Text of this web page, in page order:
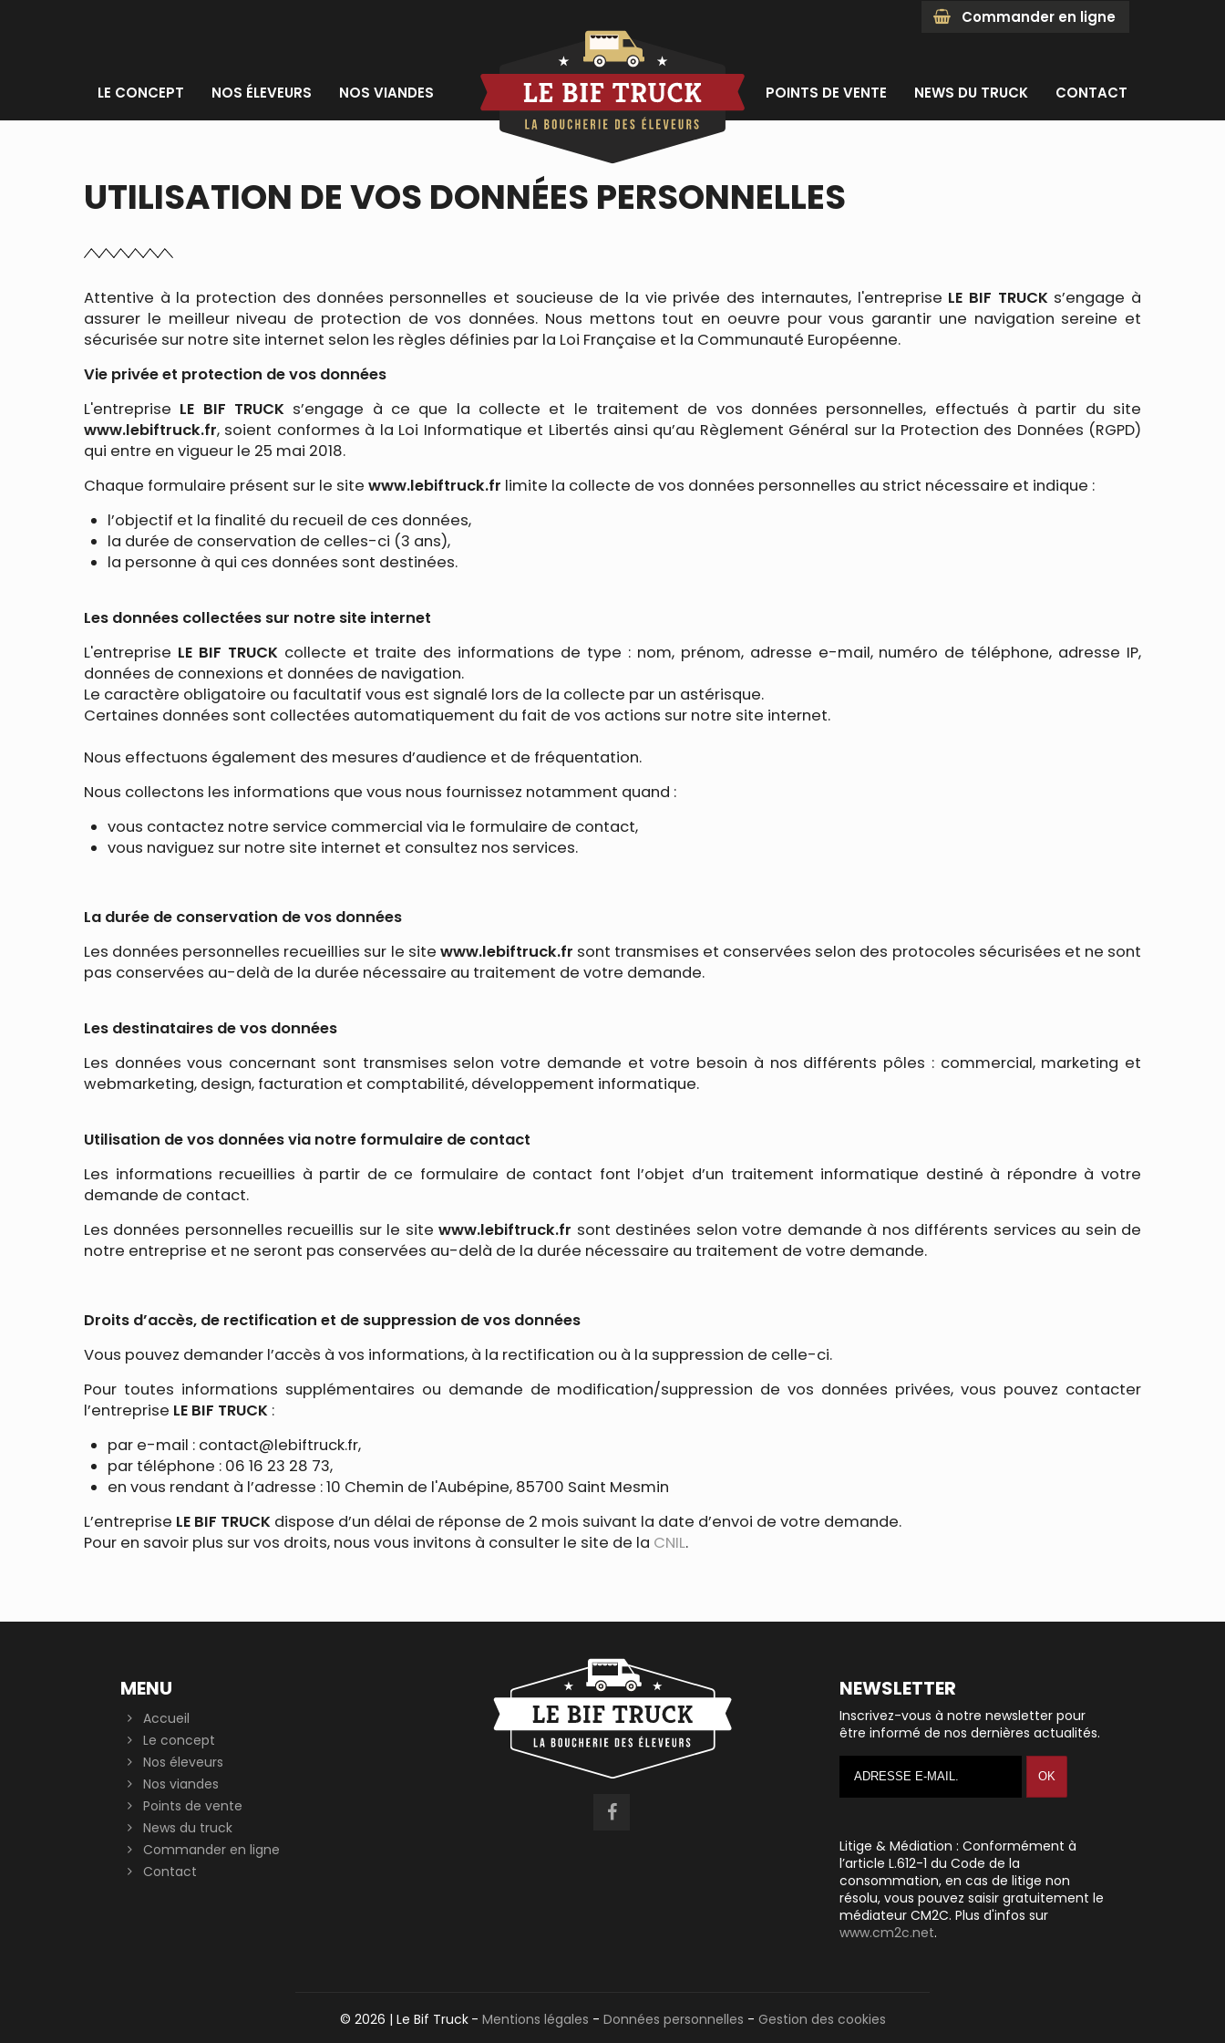
Commander en ligne
LE CONCEPT NOS ÉLEVEURS NOS VIANDES POINTS DE VENTE NEWS DU TRUCK CONTACT
UTILISATION DE VOS DONNÉES PERSONNELLES
Attentive à la protection des données personnelles et soucieuse de la vie privée des internautes, l'entreprise LE BIF TRUCKs’engage à
assurer le meilleur niveau de protection de vos données. Nous mettons tout en oeuvre pour vous garantir une navigation sereine et
sécurisée sur notre site internet selon les règles définies par la Loi Française et la Communauté Européenne.
Vie privée et protection de vos données
L'entreprise LE BIF TRUCK s’engage à ce que la collecte et le traitement de vos données personnelles, effectués à partir du site
www.lebiftruck.fr, soient conformes à la Loi Informatique et Libertés ainsi qu’au Règlement Général sur la Protection des Données (RGPD)
qui entre en vigueur le 25 mai 2018.
Chaque formulaire présent sur le site www.lebiftruck.fr limite la collecte de vos données personnelles au strict nécessaire et indique :
l’objectif et la finalité du recueil de ces données,
la durée de conservation de celles-ci (3 ans),
la personne à qui ces données sont destinées.
Les données collectées sur notre site internet
L'entreprise LE BIF TRUCKcollecte et traite des informations de type : nom, prénom, adresse e-mail, numéro de téléphone, adresse IP,
données de connexions et données de navigation.
Le caractère obligatoire ou facultatif vous est signalé lors de la collecte par un astérisque.
Certaines données sont collectées automatiquement du fait de vos actions sur notre site internet.
Nous effectuons également des mesures d’audience et de fréquentation.
Nous collectons les informations que vous nous fournissez notamment quand :
vous contactez notre service commercial via le formulaire de contact,
vous naviguez sur notre site internet et consultez nos services.
La durée de conservation de vos données
Les données personnelles recueillies sur le site www.lebiftruck.fr sont transmises et conservées selon des protocoles sécurisées et ne sont
pas conservées au-delà de la durée nécessaire au traitement de votre demande.
Les destinataires de vos données
Les données vous concernant sont transmises selon votre demande et votre besoin à nos différents pôles : commercial, marketing et
webmarketing, design, facturation et comptabilité, développement informatique.
Utilisation de vos données via notre formulaire de contact
Les informations recueillies à partir de ce formulaire de contact font l’objet d’un traitement informatique destiné à répondre à votre
demande de contact.
Les données personnelles recueillis sur le sitewww.lebiftruck.fr sont destinées selon votre demande à nos différents services au sein de
notre entreprise et ne seront pas conservées au-delà de la durée nécessaire au traitement de votre demande.
Droits d’accès, de rectification et de suppression de vos données
Vous pouvez demander l’accès à vos informations, à la rectification ou à la suppression de celle-ci.
Pour toutes informations supplémentaires ou demande de modification/suppression de vos données privées, vous pouvez contacter
l’entreprise LE BIF TRUCK :
par e-mail : contact@lebiftruck.fr,
par téléphone : 06 16 23 28 73,
en vous rendant à l’adresse : 10 Chemin de l'Aubépine, 85700 Saint Mesmin
L’entreprise LE BIF TRUCK dispose d’un délai de réponse de 2 mois suivant la date d’envoi de votre demande.
Pour en savoir plus sur vos droits, nous vous invitons à consulter le site de la CNIL.
MENU
Accueil
Le concept
Nos éleveurs
Nos viandes
Points de vente
News du truck
Commander en ligne
Contact
NEWSLETTER
Inscrivez-vous à notre newsletter pour
être informé de nos dernières actualités.
Litige & Médiation : Conformément à
l’article L.612-1 du Code de la
consommation, en cas de litige non
résolu, vous pouvez saisir gratuitement le
médiateur CM2C. Plus d'infos sur
www.cm2c.net.
© 2026 | Le Bif Truck - Mentions légales - Données personnelles - Gestion des cookies